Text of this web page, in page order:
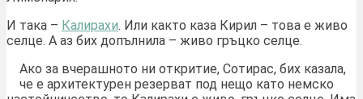
И така – Калирахи. Или както каза Кирил – това е живо
селце. А аз бих допълнила – живо гръцко селце.
Ако за вчерашното ни откритие, Сотирас, бих казала,
че е архитектурен резерват под нещо като немско